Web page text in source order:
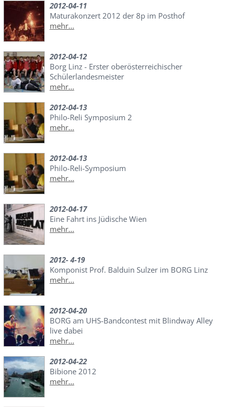
2012-04-11
Maturakonzert 2012 der 8p im Posthof
mehr...
2012-04-12
Borg Linz - Erster oberösterreichischer
Schülerlandesmeister
mehr...
2012-04-13
Philo-Reli Symposium 2
mehr...
2012-04-13
Philo-Reli-Symposium
mehr...
2012-04-17
Eine Fahrt ins Jüdische Wien
mehr...
2012- 4-19
Komponist Prof. Balduin Sulzer im BORG Linz
mehr...
2012-04-20
BORG am UHS-Bandcontest mit Blindway Alley
live dabei
mehr...
2012-04-22
Bibione 2012
mehr...